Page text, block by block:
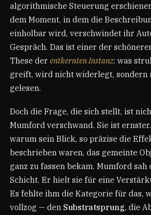
algorithmische Steuerung
dem Moment, in dem die
einholbar wird, verschwindet ihr
Gespräch. Das ist einer der
These der entkernten Instanz: was
greift, wird nicht widerlegt, sondern
gelesen.
Doch die Frage, die sich stellt, ist
Mumford verschwand. Sie ist
warum sein Blick, so präzise die
beschrieben waren, das gemeinte
ganz zu fassen bekam. Mumford sah
Schicht. Er hielt sie für eine
Es fehlte ihm die Kategorie für das,
vollzog — den Substratsprung, die